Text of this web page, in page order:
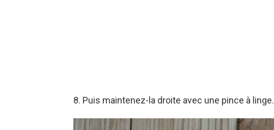
8. Puis maintenez-la droite avec une pince à linge.